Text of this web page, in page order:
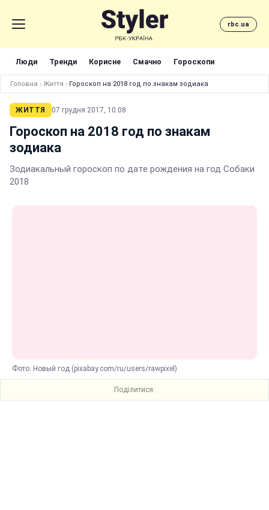
rbc.ua
Люди Тренди Корисне Смачно Гороскопи
Головна › Життя › Гороскоп на 2018 год по знакам зодиака
ЖИТТЯ 07 грудня 2017, 10:08
Гороскоп на 2018 год по знакам
зодиака
Зодиакальный гороскоп по дате рождения на год Собаки
2018
Фото: Новый год (pixabay.com/ru/users/rawpixel)
Поділитися: